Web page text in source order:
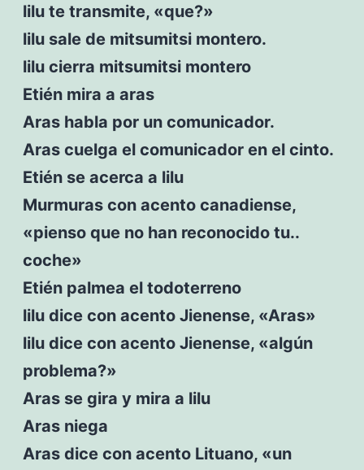
lilu te transmite, «que?»
lilu sale de mitsumitsi montero.
lilu cierra mitsumitsi montero
Etién mira a aras
Aras habla por un comunicador.
Aras cuelga el comunicador en el cinto.
Etién se acerca a lilu
Murmuras con acento canadiense,
«pienso que no han reconocido tu..
coche»
Etién palmea el todoterreno
lilu dice con acento Jienense, «Aras»
lilu dice con acento Jienense, «algún
problema?»
Aras se gira y mira a lilu
Aras niega
Aras dice con acento Lituano, «un